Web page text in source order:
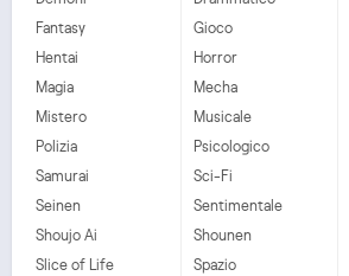
Fantasy
Gioco
Hentai
Horror
Magia
Mecha
Mistero
Musicale
Polizia
Psicologico
Samurai
Sci-Fi
Seinen
Sentimentale
Shoujo Ai
Shounen
Slice of Life
Spazio